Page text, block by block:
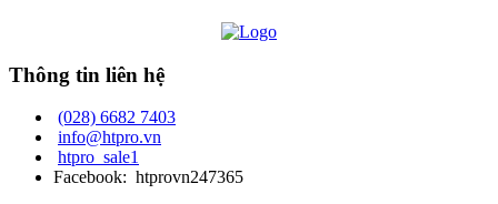
Thông tin liên hệ
(028) 6682 7403
info@htpro.vn
htpro_sale1
Facebook: htprovn247365